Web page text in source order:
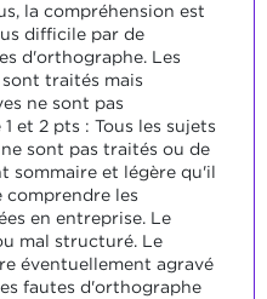
la compréhension est
difficile par de
d'orthographe. Les
traités mais
ne sont pas
et 2 pts : Tous les sujets
sont pas traités ou de
sommaire et légère qu'il
comprendre les
en entreprise. Le
mal structuré. Le
éventuellement agravé
fautes d'orthographe